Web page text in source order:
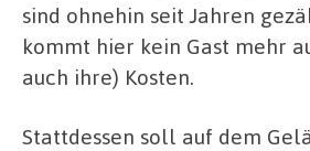
sind ohnehin seit Jahren
kommt hier kein Gast mehr
auch ihre) Kosten.
Stattdessen soll auf dem